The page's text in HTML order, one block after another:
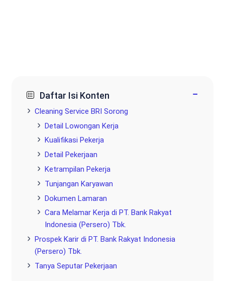
Daftar Isi Konten −
Cleaning Service BRI Sorong
Detail Lowongan Kerja
Kualifikasi Pekerja
Detail Pekerjaan
Ketrampilan Pekerja
Tunjangan Karyawan
Dokumen Lamaran
Cara Melamar Kerja di PT. Bank Rakyat
Indonesia (Persero) Tbk.
Prospek Karir di PT. Bank Rakyat Indonesia
(Persero) Tbk.
Tanya Seputar Pekerjaan